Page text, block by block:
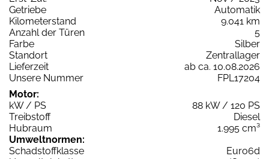
Getriebe
Automatik
Kilometerstand
9.041 km
Anzahl der Türen
5
Farbe
Silber
Standort
Zentrallager
Lieferzeit
ab ca. 10.08.2026
Unsere Nummer
FPL17204
Motor:
kW / PS
88 kW / 120 PS
Treibstoff
Diesel
Hubraum
1.995 cm³
Umweltnormen:
Schadstoffklasse
Euro6d